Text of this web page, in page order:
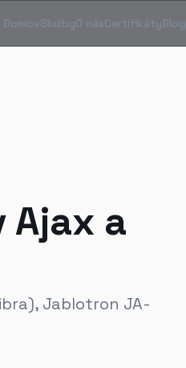
DomovSlužbyO násCertifikátyBlog
Ajax a
Jablotron JA-